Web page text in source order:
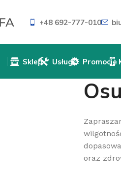
+48 692-777-010
Sklep Usługi Promocje
oraz